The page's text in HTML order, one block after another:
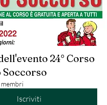
24° Corso
Iscriviti